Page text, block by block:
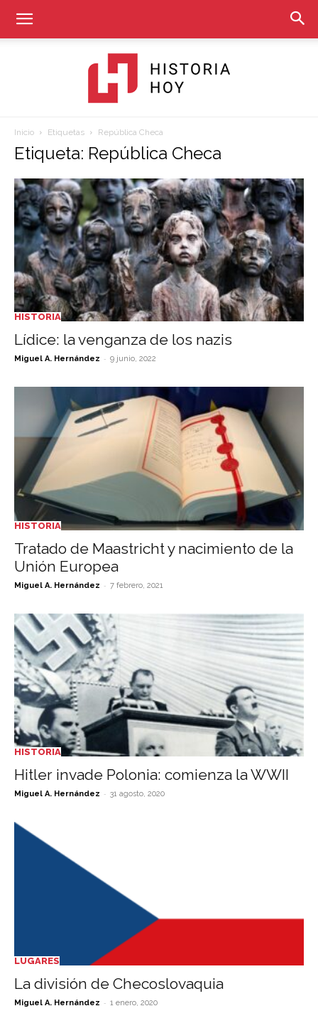
Historia
Hoy
Inicio Etiquetas República Checa
Etiqueta: República Checa
HISTORIA
Lídice: la venganza de los nazis
Miguel A. Hernández - 9 junio, 2022
HISTORIA
Tratado de Maastricht y nacimiento de la
Unión Europea
Miguel A. Hernández - 7 febrero, 2021
HISTORIA
Hitler invade Polonia: comienza la WWII
Miguel A. Hernández - 31 agosto, 2020
LUGARES
La división de Checoslovaquia
Miguel A. Hernández - 1 enero, 2020